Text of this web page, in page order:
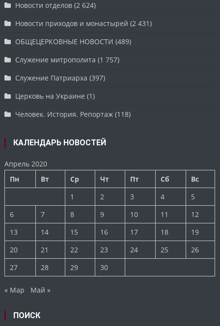
Новости отделов (2 624)
Новости приходов и монастырей (2 431)
ОБЩЕЦЕРКОВНЫЕ НОВОСТИ (489)
Служение митрополита (1 757)
Служение Патриарха (397)
Церковь на Украине (1)
Человек. История. Репортаж (118)
КАЛЕНДАРЬ НОВОСТЕЙ
Апрель 2020
Пн
Вт Ср Чт Пт Сб
Вс
1
2 3 4
5
6
7 8 9 10 11
12
13
14 15 16 17 18
19
20
21 22 23 24 25
26
27
28 29 30
« Мар Май »
ПОИСК